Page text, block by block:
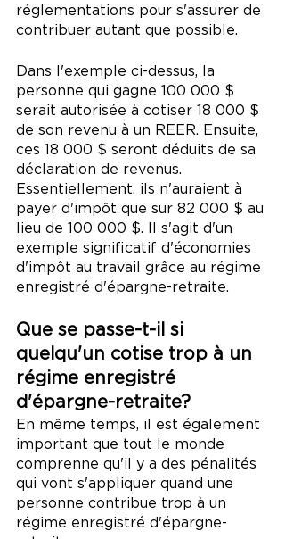
réglementations pour s'assurer de
contribuer autant que possible.
Dans l'exemple ci-dessus, la
personne qui gagne 100 000 $
serait autorisée à cotiser 18 000 $
de son revenu à un REER. Ensuite,
ces 18 000 $ seront déduits de sa
déclaration de revenus.
Essentiellement, ils n'auraient à
payer d'impôt que sur 82 000 $ au
lieu de 100 000 $. Il s'agit d'un
exemple significatif d'économies
d'impôt au travail grâce au régime
enregistré d'épargne-retraite.
Que se passe-t-il si
quelqu'un cotise trop à un
régime enregistré
d'épargne-retraite?
En même temps, il est également
important que tout le monde
comprenne qu'il y a des pénalités
qui vont s'appliquer quand une
personne contribue trop à un
régime enregistré d'épargne-